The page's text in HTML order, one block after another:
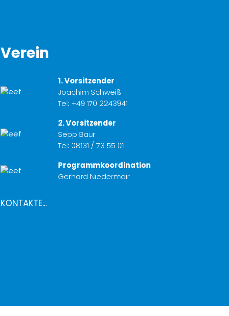
Verein
1. Vorsitzender
Joachim Schweiß
Tel: +49 170 2243941
2. Vorsitzender
Sepp Baur
Tel: 08131 / 73 55 01
Programmkoordination
Gerhard Niedermair
KONTAKTE...